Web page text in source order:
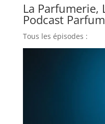
La Parfumerie,
Podcast Parfum
Tous les épisodes :